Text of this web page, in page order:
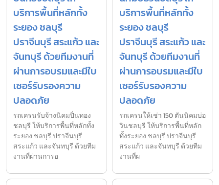
บริการพื้นที่หลักทั้ง
ระยอง ชลบุรี
ปราจีนบุรี สระแก้ว และ
จันทบุรี ด้วยทีมงานที่
ผ่านการอบรมและมีใบ
เซอร์รับรองความ
ปลอดภัย
รถเครนรับจ้างนิคมปิ่นทอง
ชลบุรี ให้บริการพื้นที่หลักทั้ง
ระยอง ชลบุรี ปราจีนบุรี
สระแก้ว และจันทบุรี ด้วยทีม
งานที่ผ่านการอ
บริการพื้นที่หลักทั้ง
ระยอง ชลบุรี
ปราจีนบุรี สระแก้ว และ
จันทบุรี ด้วยทีมงานที่
ผ่านการอบรมและมีใบ
เซอร์รับรองความ
ปลอดภัย
รถเครนให้เช่า 150 ตันนิคมบ่อ
วินชลบุรี ให้บริการพื้นที่หลัก
ทั้งระยอง ชลบุรี ปราจีนบุรี
สระแก้ว และจันทบุรี ด้วยทีม
งานที่ผ